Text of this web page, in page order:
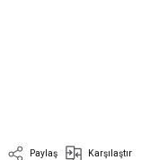
Paylaş Karşılaştır